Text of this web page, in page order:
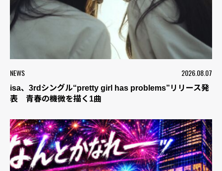
NEWS 2026.08.07
isa、3rdシングル“pretty girl has problems”リリース発
表 青春の機微を描く1曲